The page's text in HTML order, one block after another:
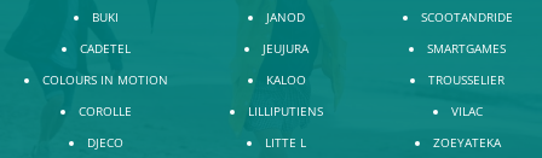
BUKI
CADETEL
COLOURS IN MOTION
COROLLE
DJECO
JANOD
JEUJURA
KALOO
LILLIPUTIENS
LITTE L
SCOOTANDRIDE
SMARTGAMES
TROUSSELIER
VILAC
ZOEYATEKA